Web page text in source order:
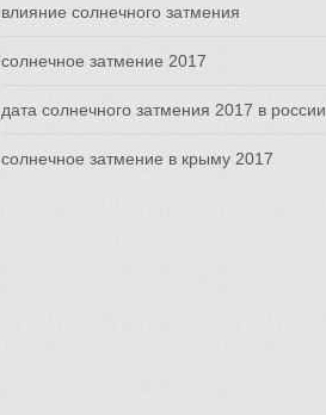
влияние солнечного затмения
солнечное затмение 2017
дата солнечного затмения 2017 в россии
солнечное затмение в крыму 2017